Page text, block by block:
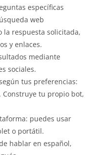
específicas
web
la respuesta solicitada,
y enlaces.
mediante
sociales.
tus preferencias:
tu propio bot,
puedes usar
o portátil.
hablar en español,